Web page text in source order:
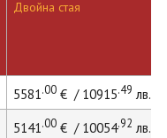
Двойна стая
5581.00€ / 10915.49 лв.
5141.00€ / 10054.92 лв.